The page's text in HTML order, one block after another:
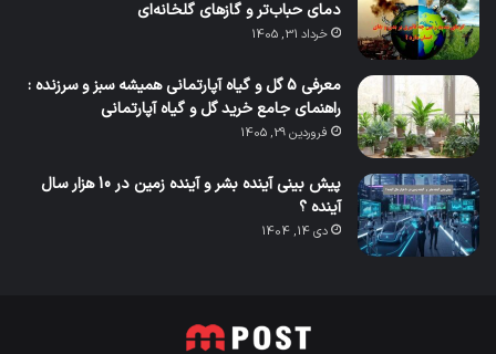
دمای حباب‌تر و گازهای گلخانه‌ای
خرداد 31, 1405
معرفی 5 گل و گیاه آپارتمانی همیشه سبز و سرزنده :
راهنمای جامع خرید گل و گیاه آپارتمانی
فروردین 29, 1405
پیش بینی آینده بشر و آینده زمین در 10 هزار سال
آینده ؟
دی 14, 1404